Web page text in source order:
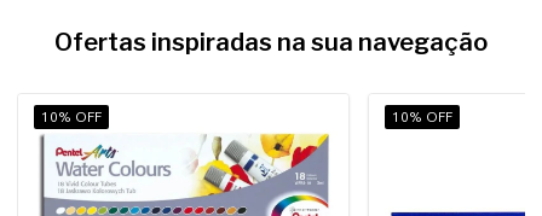
Ofertas inspiradas na sua navegação
10% OFF 10% OFF